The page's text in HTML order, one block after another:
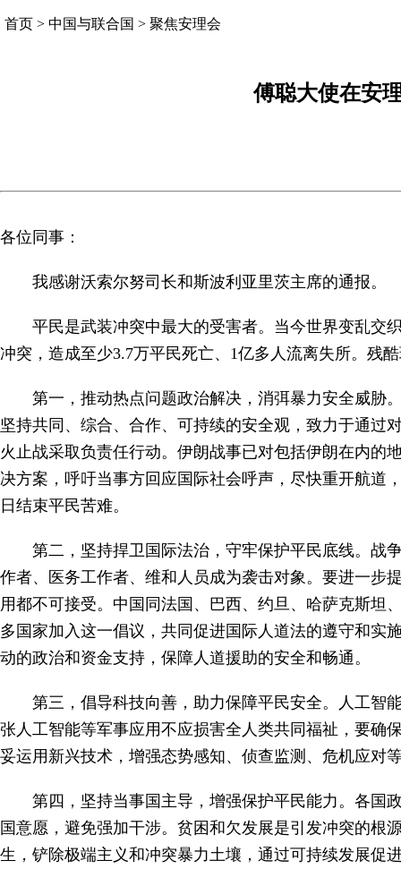
首页 > 中国与联合国 > 聚焦安理会
傅聪大使在安
各位同事：
我感谢沃索尔努司长和斯波利亚里茨主席的通报。
平民是武装冲突中最大的受害者。当今世界变乱交
冲突，造成至少3.7万平民死亡、1亿多人流离失所。残
第一，推动热点问题政治解决，消弭暴力安全威胁
坚持共同、综合、合作、可持续的安全观，致力于通过
火止战采取负责任行动。伊朗战事已对包括伊朗在内的
决方案，呼吁当事方回应国际社会呼声，尽快重开航道
日结束平民苦难。
第二，坚持捍卫国际法治，守牢保护平民底线。战
作者、医务工作者、维和人员成为袭击对象。要进一步
用都不可接受。中国同法国、巴西、约旦、哈萨克斯坦
多国家加入这一倡议，共同促进国际人道法的遵守和实
动的政治和资金支持，保障人道援助的安全和畅通。
第三，倡导科技向善，助力保障平民安全。人工智
张人工智能等军事应用不应损害全人类共同福祉，要确
妥运用新兴技术，增强态势感知、侦查监测、危机应对
第四，坚持当事国主导，增强保护平民能力。各国
国意愿，避免强加干涉。贫困和欠发展是引发冲突的根
生，铲除极端主义和冲突暴力土壤，通过可持续发展促